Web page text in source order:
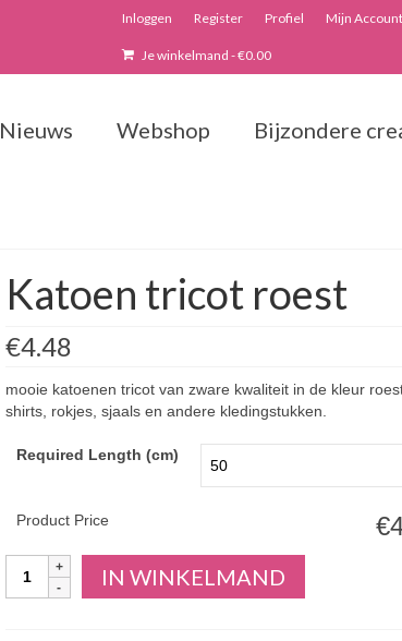
Inloggen Register Profiel Mijn Account
Je winkelmand -€0.00
Nieuws Webshop Bijzondere
Katoen tricot roest
€4.48
mooie katoenen tricot van zware kwaliteit in de kleur
shirts, rokjes, sjaals en andere kledingstukken.
Required Length (cm)
Product Price
IN WINKELMAND